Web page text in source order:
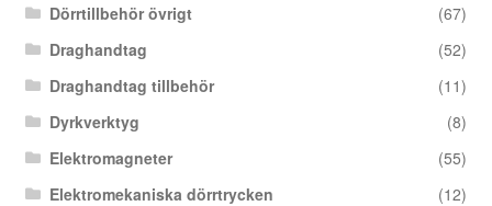
Dörrtillbehör övrigt
(67)
Draghandtag
(52)
Draghandtag tillbehör
(11)
Dyrkverktyg
(8)
Elektromagneter
(55)
Elektromekaniska dörrtrycken
(12)